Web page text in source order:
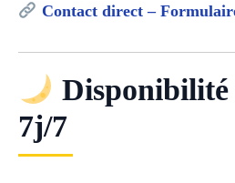
Contact direct –
Disponibilité
7j/7